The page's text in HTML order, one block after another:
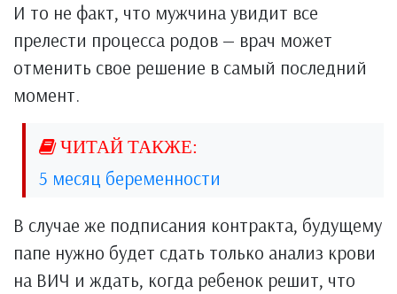
И то не факт, что мужчина увидит все
прелести процесса родов — врач может
отменить свое решение в самый последний
момент.
5 месяц беременности
В случае же подписания контракта, будущему
папе нужно будет сдать только анализ крови
на ВИЧ и ждать, когда ребенок решит, что